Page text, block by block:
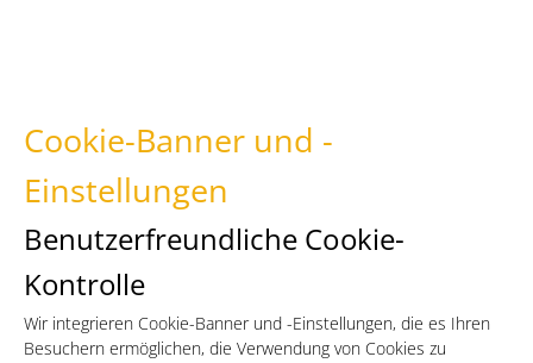
Cookie-Banner und -
Einstellungen
Benutzerfreundliche Cookie-
Kontrolle
Wir integrieren Cookie-Banner und -Einstellungen, die es Ihren
Besuchern ermöglichen, die Verwendung von Cookies zu